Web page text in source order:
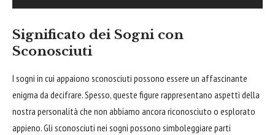
Significato dei Sogni con
Sconosciuti
I sogni in cui appaiono sconosciuti possono essere un affascinante
enigma da decifrare. Spesso, queste figure rappresentano aspetti della
nostra personalità che non abbiamo ancora riconosciuto o esplorato
appieno. Gli sconosciuti nei sogni possono simboleggiare parti